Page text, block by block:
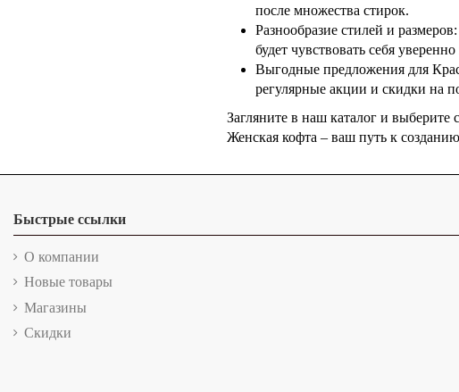
после множества стирок.
Разнообразие стилей и
будет чувствовать себя
Выгодные предложения для
регулярные акции и скидки на
Загляните в наш каталог и
Женская кофта – ваш путь к
Быстрые ссылки
О компании
Новые товары
Магазины
Скидки